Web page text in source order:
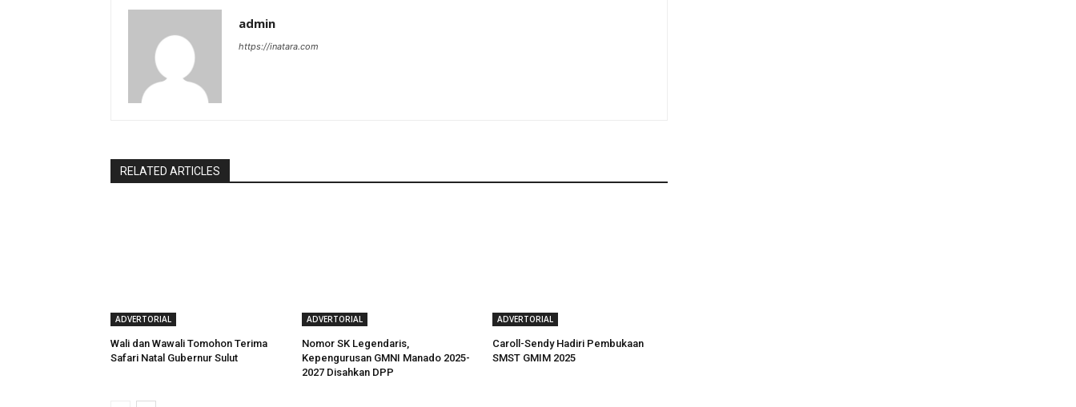
admin
https://inatara.com
RELATED ARTICLES
ADVERTORIAL
Wali dan Wawali Tomohon Terima
Safari Natal Gubernur Sulut
ADVERTORIAL
Nomor SK Legendaris,
Kepengurusan GMNI Manado 2025-
2027 Disahkan DPP
ADVERTORIAL
Caroll-Sendy Hadiri Pembukaan
SMST GMIM 2025